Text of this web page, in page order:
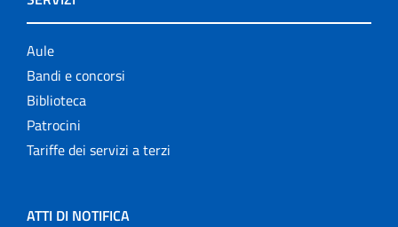
Aule
Bandi e concorsi
Biblioteca
Patrocini
Tariffe dei servizi a terzi
ATTI DI NOTIFICA